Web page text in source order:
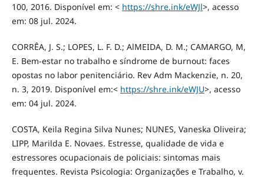
100, 2016. Disponível em: < https://shre.ink/eWJl>, acesso
em: 08 jul. 2024.
CORRÊA, J. S.; LOPES, L. F. D.; AlMEIDA, D. M.; CAMARGO, M,
E. Bem-estar no trabalho e síndrome de burnout: faces
opostas no labor penitenciário. Rev Adm Mackenzie, n. 20,
n. 3, 2019. Disponível em:< https://shre.ink/eWJU>, acesso
em: 04 jul. 2024.
COSTA, Keila Regina Silva Nunes; NUNES, Vaneska Oliveira;
LIPP, Marilda E. Novaes. Estresse, qualidade de vida e
estressores ocupacionais de policiais: sintomas mais
frequentes. Revista Psicologia: Organizações e Trabalho, v.